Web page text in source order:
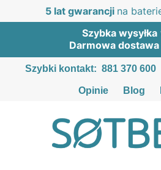
5 lat gwarancji na
Szybka wysyłka
Darmowa dostawa
Szybki kontakt: 881 370 600
Opinie Blog